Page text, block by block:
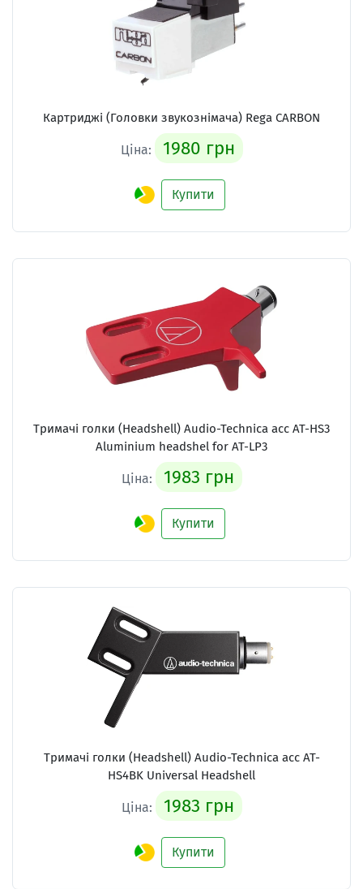
Картриджі (Головки звукознімача) Rega CARBON
Ціна: 1980 грн
Купити
Тримачі голки (Headshell) Audio-Technica acc AT-HS3
Aluminium headshel for AT-LP3
Ціна: 1983 грн
Купити
Тримачі голки (Headshell) Audio-Technica acc AT-
HS4BK Universal Headshell
Ціна: 1983 грн
Купити